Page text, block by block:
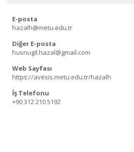
E-posta
hazalh@metu.edu.tr
Diğer E-posta
husnugil.hazal@gmail.com
Web Sayfası
https://avesis.metu.edu.tr/hazalh
İş Telefonu
+90 312 210 5192